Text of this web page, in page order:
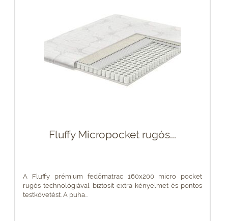
Fluffy Micropocket rugós...
A Fluffy prémium fedőmatrac 160x200 micro pocket
rugós technológiával biztosít extra kényelmet és pontos
testkövetést. A puha...